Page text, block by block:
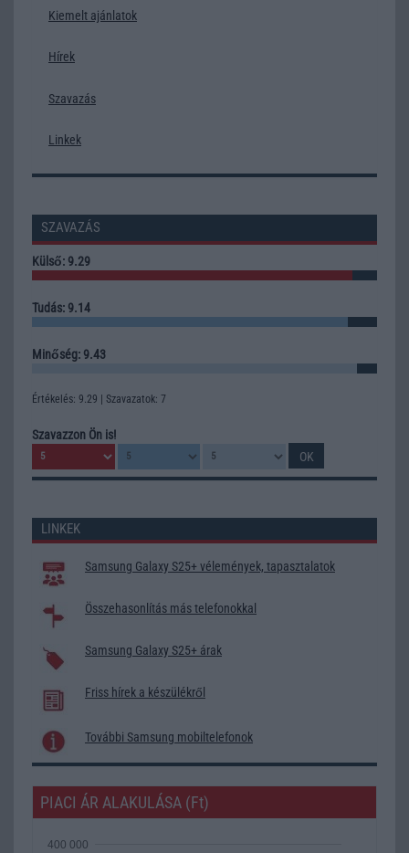
Kiemelt ajánlatok
Hírek
Szavazás
Linkek
SZAVAZÁS
Külső: 9.29
Tudás: 9.14
Minőség: 9.43
Értékelés: 9.29 | Szavazatok: 7
Szavazzon Ön is!
LINKEK
Samsung Galaxy S25+ vélemények, tapasztalatok
Összehasonlítás más telefonokkal
Samsung Galaxy S25+ árak
Friss hírek a készülékről
További Samsung mobiltelefonok
PIACI ÁR ALAKULÁSA (Ft)
400 000